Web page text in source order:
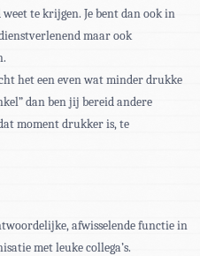
te krijgen. Je bent dan ook in
maar ook
het een even wat minder drukke
dan ben jij bereid andere
moment drukker is, te
afwisselende functie in
met leuke collega’s.